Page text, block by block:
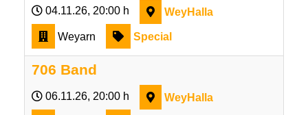
04.11.26, 20:00 h WeyHalla
Weyarn Special
706 Band
06.11.26, 20:00 h WeyHalla